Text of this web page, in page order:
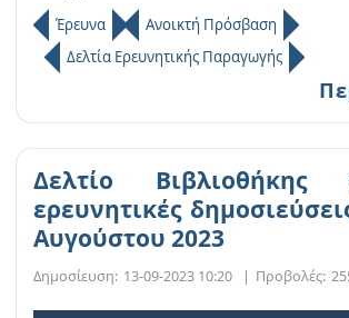
Έρευνα
Ανοικτή Πρόσβαση
Δελτία Ερευνητικής Παραγωγής
Δελτίο
ερευνητικές
Αυγούστου 2023
Δημοσίευση: 13-09-2023 10:20 | Προβολές: